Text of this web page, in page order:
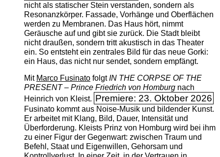
nicht als statischer Stein verstanden, sondern als
Resonanzkörper. Fassade, Vorhänge und Oberflächen
werden zu Membranen. Das Haus hört, nimmt
Geräusche auf und gibt sie zurück. Die Stadt bleibt
nicht draußen, sondern tritt akustisch in das Theater
ein. So entsteht ein zentrales Bild für das neue Gorki:
ein Haus, das nicht nur sendet, sondern empfängt.
Mit Marco FusinatofolgtIN THE CORPSE OF THE
PRESENT – Prince Friedrich von Homburgnach
Heinrich von Kleist. Premiere: 23. Oktober 2026
Fusinato kommt aus Noise-Musik und bildender Kunst.
Er arbeitet mit Klang, Bild, Dauer, Intensität und
Überforderung. Kleists Prinz von Homburg wird bei ihm
zu einer Figur der Gegenwart: zwischen Traum und
Befehl, Staat und Eigenwillen, Gehorsam und